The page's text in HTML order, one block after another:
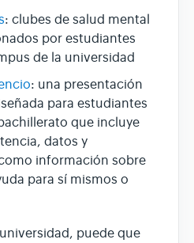
: clubes de salud mental
por estudiantes
de la universidad
: una presentación
para estudiantes
que incluye
datos y
información sobre
para sí mismos o
puede que